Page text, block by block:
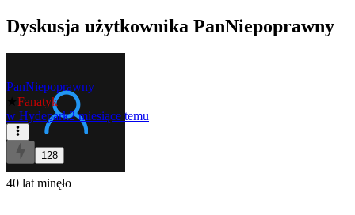
Dyskusja użytkownika PanNiepoprawny
PanNiepoprawny
Fanatyk
w Hydepark2 miesiące temu
128
40 lat minęło